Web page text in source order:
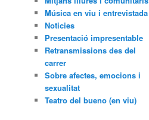
Música en viu i entrevistada
Noticies
Presentació impresentable
Retransmissions des del
carrer
Sobre afectes, emocions i
sexualitat
Teatro del bueno (en viu)